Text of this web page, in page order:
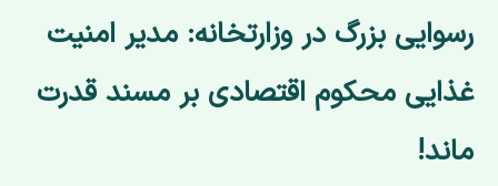
رسوایی بزرگ در وزارتخانه: مدیر امنیت
غذایی محکوم اقتصادی بر مسند قدرت
ماند!